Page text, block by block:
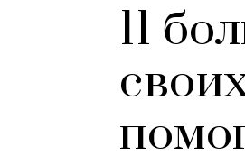
11